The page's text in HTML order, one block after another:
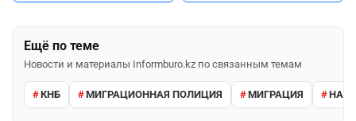
Ещё по теме
Новости и материалы Informburo.kz по связанным темам
КНБ МИГРАЦИОННАЯ ПОЛИЦИЯ МИГРАЦИЯ